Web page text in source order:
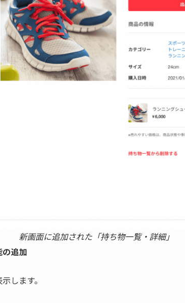
新画面に追加された「持ち物一覧・詳細」
追加
します。